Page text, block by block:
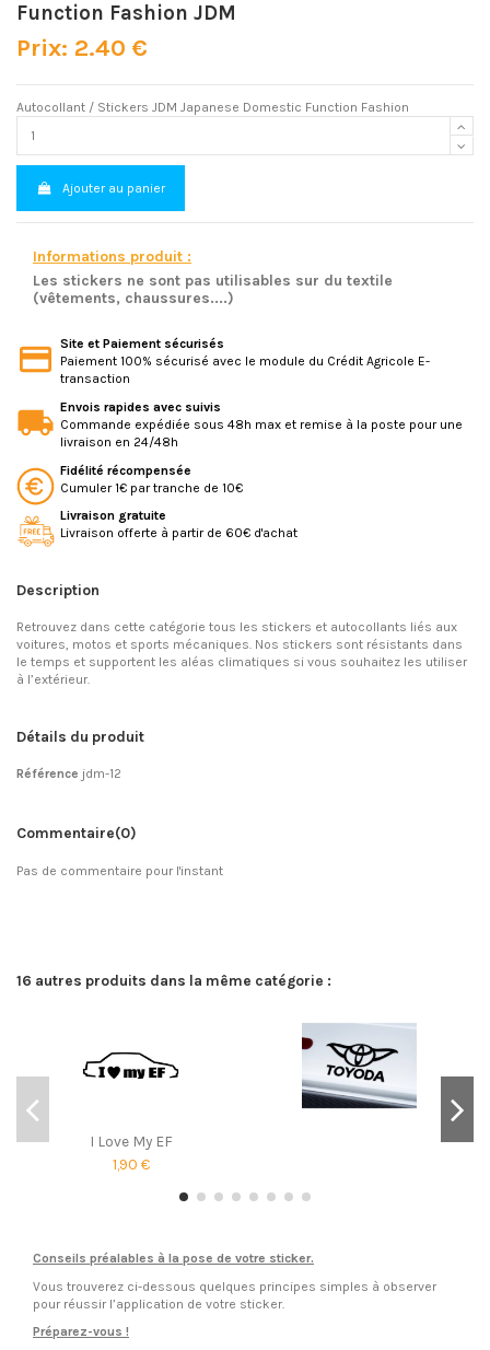
Function Fashion JDM
Prix: 2.40 €
Autocollant / Stickers JDM Japanese Domestic Function Fashion
Ajouter au panier
Informations produit :
Les stickers ne sont pas utilisables sur du textile
(vêtements, chaussures....)
Site et Paiement sécurisés
Paiement 100% sécurisé avec le module du Crédit Agricole E-
transaction
Envois rapides avec suivis
Commande expédiée sous 48h max et remise à la poste pour une
livraison en 24/48h
Fidélité récompensée
Cumuler 1€ par tranche de 10€
Livraison gratuite
Livraison offerte à partir de 60€ d'achat
Description
Retrouvez dans cette catégorie tous les stickers et autocollants liés aux
voitures, motos et sports mécaniques. Nos stickers sont résistants dans
le temps et supportent les aléas climatiques si vous souhaitez les utiliser
à l’extérieur.
Détails du produit
Référence jdm-12
Commentaire(0)
Pas de commentaire pour l'instant
16 autres produits dans la même catégorie :
I Love My EF
1,90 €
Conseils préalables à la pose de votre sticker.
Vous trouverez ci-dessous quelques principes simples à observer
pour réussir l’application de votre sticker.
Préparez-vous !